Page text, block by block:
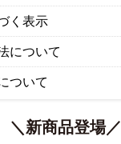
く表示
について
ついて
＼新商品登場／